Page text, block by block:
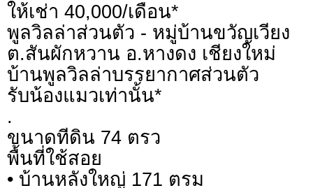
ให้เช่า 40,000/เดือน*
พูลวิลล่าส่วนตัว - หมู่บ้านขวัญเวียง
ต.สันผักหวาน อ.หางดง เชียงใหม่
บ้านพูลวิลล่าบรรยากาศส่วนตัว
รับน้องแมวเท่านั้น*
.
ขนาดทีดิน 74 ตรว
พื้นที่ใช้สอย
• บ้านหลังใหญ่ 171 ตรม